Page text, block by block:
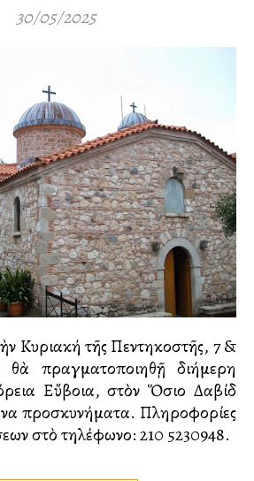
30/05/2025
θὰ πραγματοποιηθῇ διήμερη
Εὔβοια, στὸν Ὅσιο Δαβίδ
προσκυνήματα. Πληροφορίες
στὸ τηλέφωνο: 210 5230948.